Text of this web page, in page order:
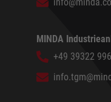
MINDA
+49 39322